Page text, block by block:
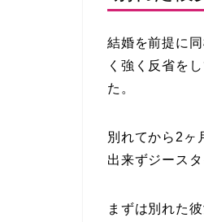
結婚を前提に
く強く反省を
た。
別れてから2ヶ
出来ずジース
まずは別れた